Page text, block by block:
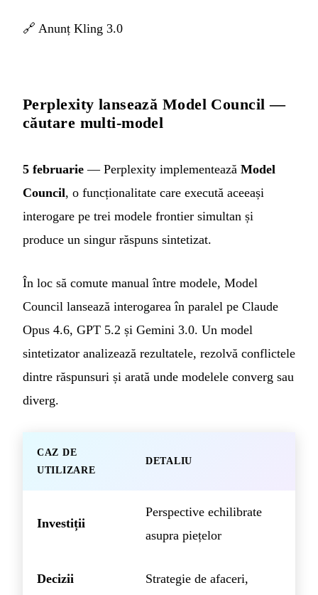
🔗 Anunț Kling 3.0
Perplexity lansează Model Council —
căutare multi-model
5 februarie — Perplexity implementează Model
Council, o funcționalitate care execută aceeași
interogare pe trei modele frontier simultan și
produce un singur răspuns sintetizat.
În loc să comute manual între modele, Model
Council lansează interogarea în paralel pe Claude
Opus 4.6, GPT 5.2 și Gemini 3.0. Un model
sintetizator analizează rezultatele, rezolvă conflictele
dintre răspunsuri și arată unde modelele converg sau
diverg.
CAZ DE
UTILIZARE
DETALIU
Investiții
Perspective echilibrate
asupra piețelor
Decizii
Strategie de afaceri,